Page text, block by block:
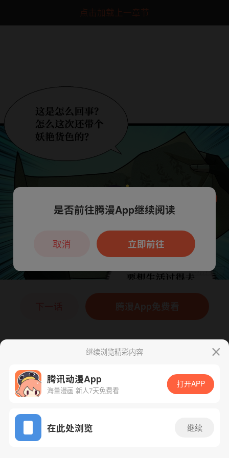
点击加载上一章节
App免费看
腾漫App免费看
继续浏览精彩内容
腾讯动漫App
海量漫画 新人7天免费看
打开APP
在此处浏览 继续
本章节仅支持App阅读，可打开App新用
户7天免费看
是否前往腾漫App继续阅读
立即前往
取消